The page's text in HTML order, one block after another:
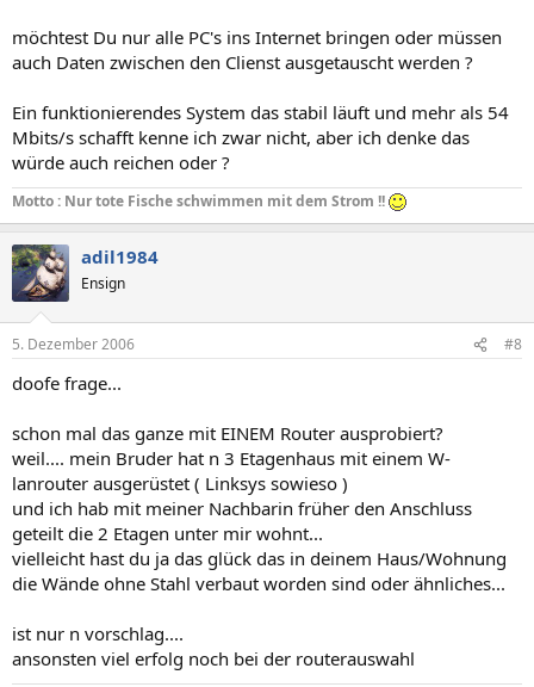
möchtest Du nur alle PC's ins Internet bringen oder müssen
auch Daten zwischen den Clienst ausgetauscht werden ?
Ein funktionierendes System das stabil läuft und mehr als 54
Mbits/s schafft kenne ich zwar nicht, aber ich denke das
würde auch reichen oder ?
Motto : Nur tote Fische schwimmen mit dem Strom !!
adil1984
Ensign
5. Dezember 2006 #8
doofe frage...
schon mal das ganze mit EINEM Router ausprobiert?
weil.... mein Bruder hat n 3 Etagenhaus mit einem W-
lanrouter ausgerüstet ( Linksys sowieso )
und ich hab mit meiner Nachbarin früher den Anschluss
geteilt die 2 Etagen unter mir wohnt...
vielleicht hast du ja das glück das in deinem Haus/Wohnung
die Wände ohne Stahl verbaut worden sind oder ähnliches...
ist nur n vorschlag....
ansonsten viel erfolg noch bei der routerauswahl